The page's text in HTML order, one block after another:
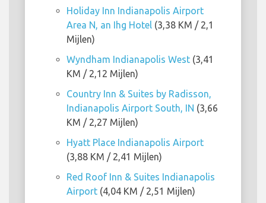
Holiday Inn Indianapolis Airport
Area N, an Ihg Hotel (3,38 KM / 2,1
Mijlen)
Wyndham Indianapolis West (3,41
KM / 2,12 Mijlen)
Country Inn & Suites by Radisson,
Indianapolis Airport South, IN (3,66
KM / 2,27 Mijlen)
Hyatt Place Indianapolis Airport
(3,88 KM / 2,41 Mijlen)
Red Roof Inn & Suites Indianapolis
Airport (4,04 KM / 2,51 Mijlen)